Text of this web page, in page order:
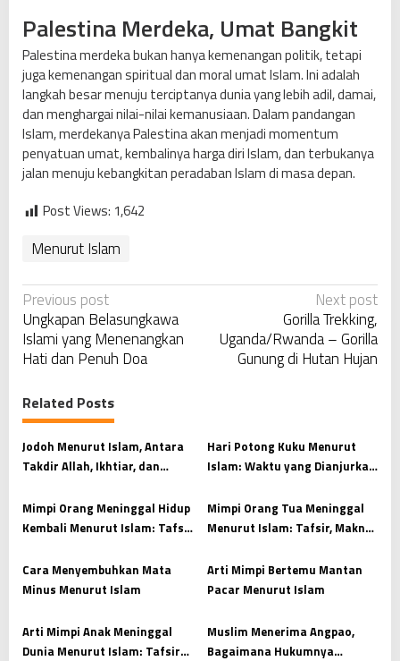
Palestina Merdeka, Umat Bangkit
Palestina merdeka bukan hanya kemenangan politik, tetapi
juga kemenangan spiritual dan moral umat Islam. Ini adalah
langkah besar menuju terciptanya dunia yang lebih adil, damai,
dan menghargai nilai-nilai kemanusiaan. Dalam pandangan
Islam, merdekanya Palestina akan menjadi momentum
penyatuan umat, kembalinya harga diri Islam, dan terbukanya
jalan menuju kebangkitan peradaban Islam di masa depan.
Post Views: 1,642
Menurut Islam
P
o
s
t
n
a
v
i
g
a
i
o
n
Previous post
Ungkapan Belasungkawa
Islami yang Menenangkan
Hati dan Penuh Doa
Next post
Gorilla Trekking,
Uganda/Rwanda – Gorilla
Gunung di Hutan Hujan
Related Posts
Jodoh Menurut Islam, Antara
Takdir Allah, Ikhtiar, dan
Hari Potong Kuku Menurut
Islam: Waktu yang Dianjurkan
Mimpi Orang Meninggal Hidup
Kembali Menurut Islam: Tafsir
Mimpi Orang Tua Meninggal
Menurut Islam: Tafsir, Makna,
Cara Menyembuhkan Mata
Minus Menurut Islam
Arti Mimpi Bertemu Mantan
Pacar Menurut Islam
Arti Mimpi Anak Meninggal
Dunia Menurut Islam: Tafsir
Muslim Menerima Angpao,
Bagaimana Hukumnya